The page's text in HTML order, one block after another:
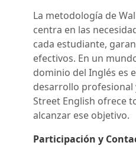
La metodología de
centra en las
cada estudiante,
efectivos. En un
dominio del Inglés es
desarrollo profesional
Street English ofrece
alcanzar ese objetivo.
Participación y